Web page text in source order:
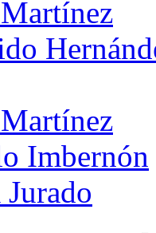
Imbernón